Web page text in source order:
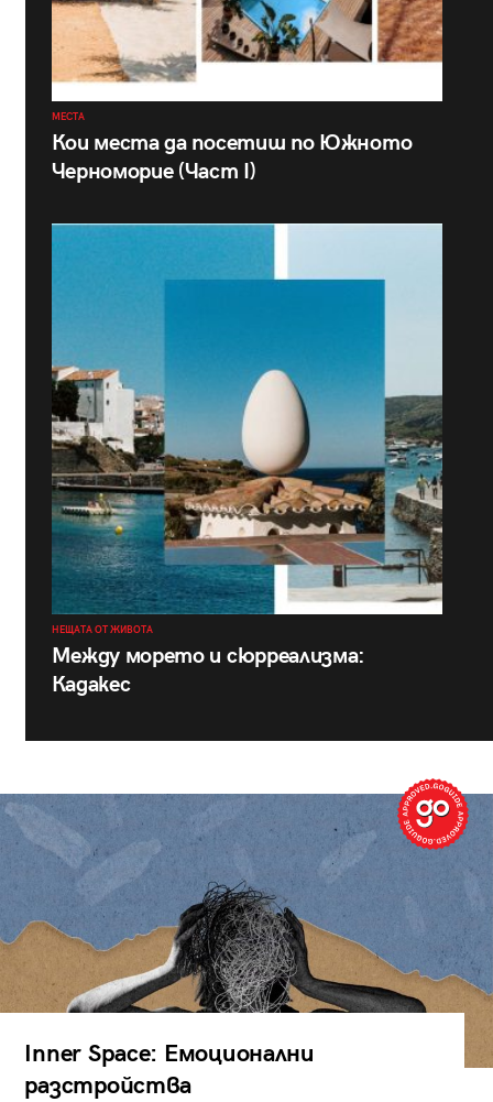
МЕСТА
Кои места да посетиш по Южното
Черноморие (Част I)
НЕЩАТА ОТ ЖИВОТА
Между морето и сюрреализма:
Кадакес
Inner Space: Емоционални
разстройства